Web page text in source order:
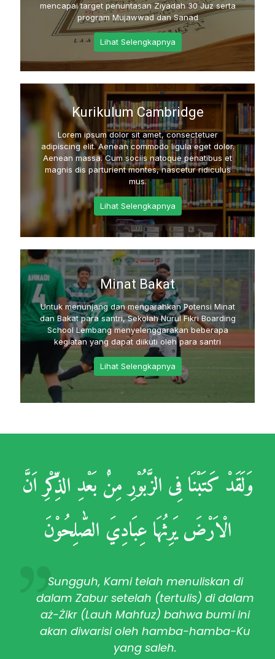
mencapai target penuntasan Ziyadah 30 Juz serta
program Mujawwad dan Sanad
Lihat Selengkapnya
Kurikulum Cambridge
Lorem ipsum dolor sit amet, consectetuer
adipiscing elit. Aenean commodo ligula eget dolor.
Aenean massa. Cum sociis natoque penatibus et
magnis dis parturient montes, nascetur ridiculus
mus.
Lihat Selengkapnya
Minat Bakat
Untuk menunjang dan mengarahkan Potensi Minat
dan Bakat para santri, Sekolah Nurul Fikri Boarding
School Lembang menyelenggarakan beberapa
kegiatan yang dapat diikuti oleh para santri
Lihat Selengkapnya
وَلَقَدْ كَتَبْنَا فِى الزَّبُوْرِ مِنْۢ بَعْدِ الذِّكْرِ اَنَّ
الْاَرْضَ يَرِثُهَا عِبَادِيَ الصّٰلِحُوْنَ
Sungguh, Kami telah menuliskan di
dalam Zabur setelah (tertulis) di dalam
aż-Żikr (Lauh Mahfuz) bahwa bumi ini
akan diwarisi oleh hamba-hamba-Ku
yang saleh.